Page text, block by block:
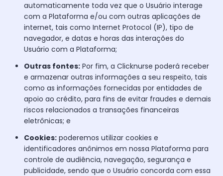
automaticamente toda vez que o Usuário interage
com a Plataforma e/ou com outras aplicações de
internet, tais como Internet Protocol (IP), tipo de
navegador, e datas e horas das interações do
Usuário com a Plataforma;
Outras fontes: Por fim, a Clicknurse poderá receber
e armazenar outras informações a seu respeito, tais
como as informações fornecidas por entidades de
apoio ao crédito, para fins de evitar fraudes e demais
riscos relacionados a transações financeiras
eletrônicas; e
Cookies: poderemos utilizar cookies e
identificadores anônimos em nossa Plataforma para
controle de audiência, navegação, segurança e
publicidade, sendo que o Usuário concorda com essa